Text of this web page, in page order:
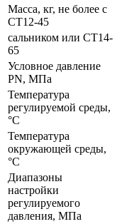
Масса, кг, не более с
СТ12-45
сальником или СТ14-
65
Условное давление
PN, МПа
Температура
регулируемой среды,
°С
Температура
окружающей среды,
°С
Диапазоны
настройки
регулируемого
давления, МПа